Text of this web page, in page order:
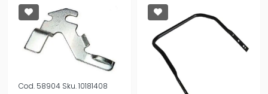
Cod. 58904 Sku.10181408